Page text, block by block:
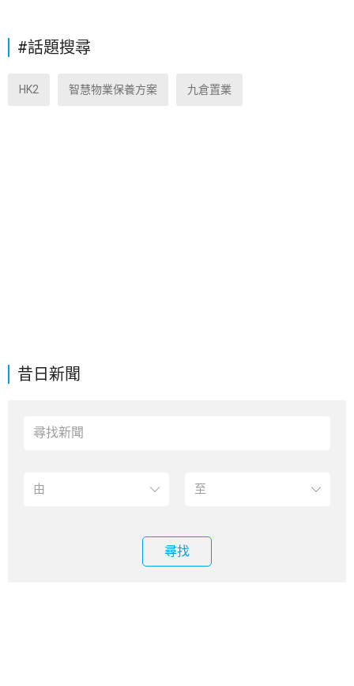
昔日新聞
尋找
#話題搜尋
HK2 智慧物業保養方案 九倉置業